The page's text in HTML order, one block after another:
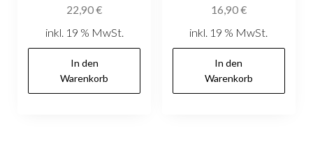
22,90€
inkl. 19 % MwSt.
In den
Warenkorb
16,90€
inkl. 19 % MwSt.
In den
Warenkorb